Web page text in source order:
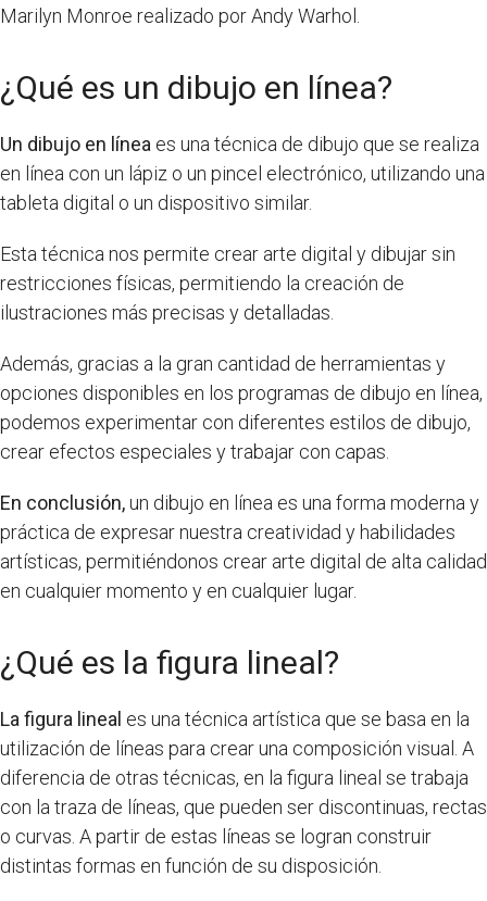
Marilyn Monroe realizado por Andy Warhol.
¿Qué es un dibujo en línea?
Un dibujo en línea es una técnica de dibujo que se realiza
en línea con un lápiz o un pincel electrónico, utilizando una
tableta digital o un dispositivo similar.
Esta técnica nos permite crear arte digital y dibujar sin
restricciones físicas, permitiendo la creación de
ilustraciones más precisas y detalladas.
Además, gracias a la gran cantidad de herramientas y
opciones disponibles en los programas de dibujo en línea,
podemos experimentar con diferentes estilos de dibujo,
crear efectos especiales y trabajar con capas.
En conclusión,un dibujo en línea es una forma moderna y
práctica de expresar nuestra creatividad y habilidades
artísticas, permitiéndonos crear arte digital de alta calidad
en cualquier momento y en cualquier lugar.
¿Qué es la figura lineal?
La figura lineal es una técnica artística que se basa en la
utilización de líneas para crear una composición visual. A
diferencia de otras técnicas, en la figura lineal se trabaja
con la traza de líneas, que pueden ser discontinuas, rectas
o curvas. A partir de estas líneas se logran construir
distintas formas en función de su disposición.